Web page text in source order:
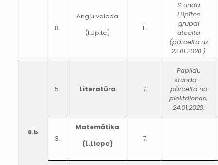
8.
Angļu valoda
(I.Upīte)
11.
Stunda
I.Upītes
grupai
atcelta
(pārcelta uz
22.01.2020.)
8.b
5. Literatūra 7.
Papildu
stunda –
pārcelta no
piektdienas,
24.01.2020.
3.
Matemātika
(L.Liepa)
7.